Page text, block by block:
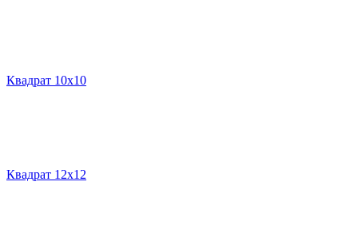
Квадрат 10х10
Квадрат 12х12